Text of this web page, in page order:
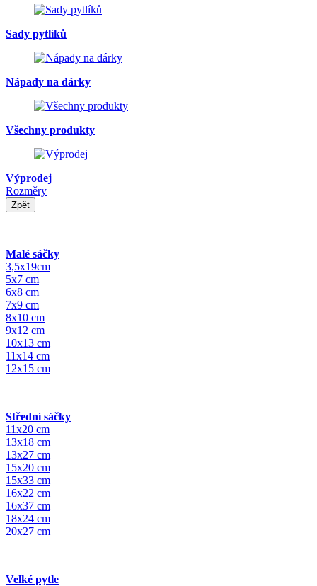
Sady pytlíků
Nápady na dárky
Všechny produkty
Výprodej
Rozměry
Zpět
Malé sáčky
3,5x19cm
5x7 cm
6x8 cm
7x9 cm
8x10 cm
9x12 cm
10x13 cm
11x14 cm
12x15 cm
Střední sáčky
11x20 cm
13x18 cm
13x27 cm
15x20 cm
15x33 cm
16x22 cm
16x37 cm
18x24 cm
20x27 cm
Velké pytle